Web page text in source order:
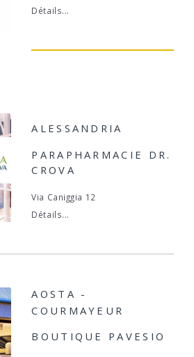
Détails...
ALESSANDRIA
PARAPHARMACIE DR.
CROVA
Via Caniggia 12
Détails...
AOSTA -
COURMAYEUR
BOUTIQUE PAVESIO